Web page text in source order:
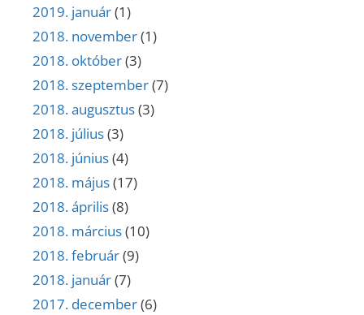
2019. január(1)
2018. november(1)
2018. október(3)
2018. szeptember(7)
2018. augusztus(3)
2018. július(3)
2018. június(4)
2018. május(17)
2018. április(8)
2018. március(10)
2018. február(9)
2018. január(7)
2017. december(6)